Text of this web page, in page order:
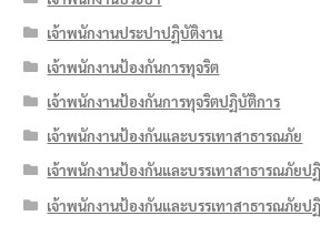
เจ้าพนักงานประปาปฏิบัติงาน
เจ้าพนักงานป้องกันการทุจริต
เจ้าพนักงานป้องกันการทุจริตปฏิบัติการ
เจ้าพนักงานป้องกันและบรรเทาสาธารณภัย
เจ้าพนักงานป้องกันและบรรเทาสาธารณภัยป
เจ้าพนักงานป้องกันและบรรเทาสาธารณภัยป